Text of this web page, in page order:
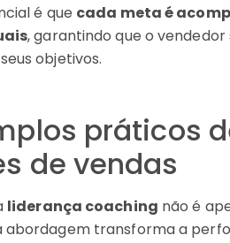
é que cada meta é
, garantindo que o
objetivos.
práticos
de vendas
liderança coaching não é
abordagem transforma a